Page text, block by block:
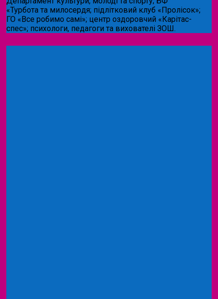
«Турбота та милосердя; підлітковий клуб «Пролісок»;
ГО «Все робимо самі»; центр оздоровчий «Карітас-
спес»; психологи, педагоги та вихователі ЗОШ.